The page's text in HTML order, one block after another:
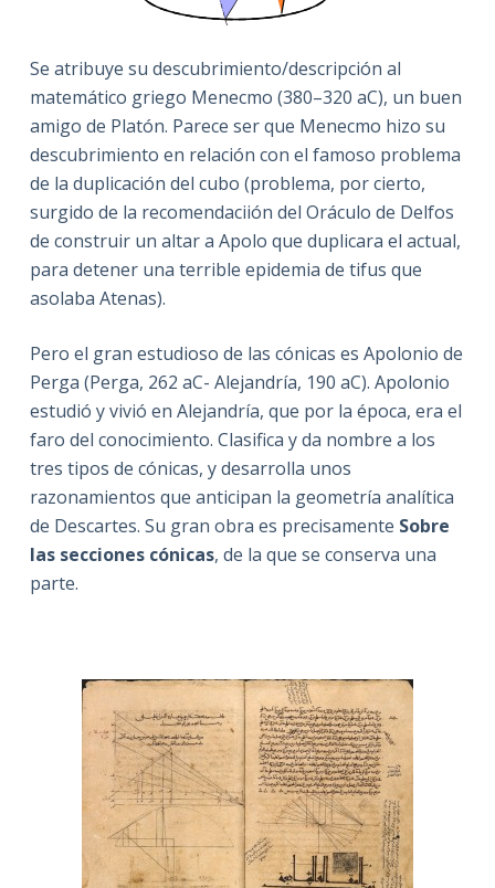
Se atribuye su descubrimiento/descripción al
matemático griego Menecmo (380–320 aC), un buen
amigo de Platón. Parece ser que Menecmo hizo su
descubrimiento en relación con el famoso problema
de la duplicación del cubo (problema, por cierto,
surgido de la recomendaciión del Oráculo de Delfos
de construir un altar a Apolo que duplicara el actual,
para detener una terrible epidemia de tifus que
asolaba Atenas).
Pero el gran estudioso de las cónicas es Apolonio de
Perga (Perga, 262 aC- Alejandría, 190 aC). Apolonio
estudió y vivió en Alejandría, que por la época, era el
faro del conocimiento. Clasifica y da nombre a los
tres tipos de cónicas, y desarrolla unos
razonamientos que anticipan la geometría analítica
de Descartes. Su gran obra es precisamente Sobre
las secciones cónicas, de la que se conserva una
parte.